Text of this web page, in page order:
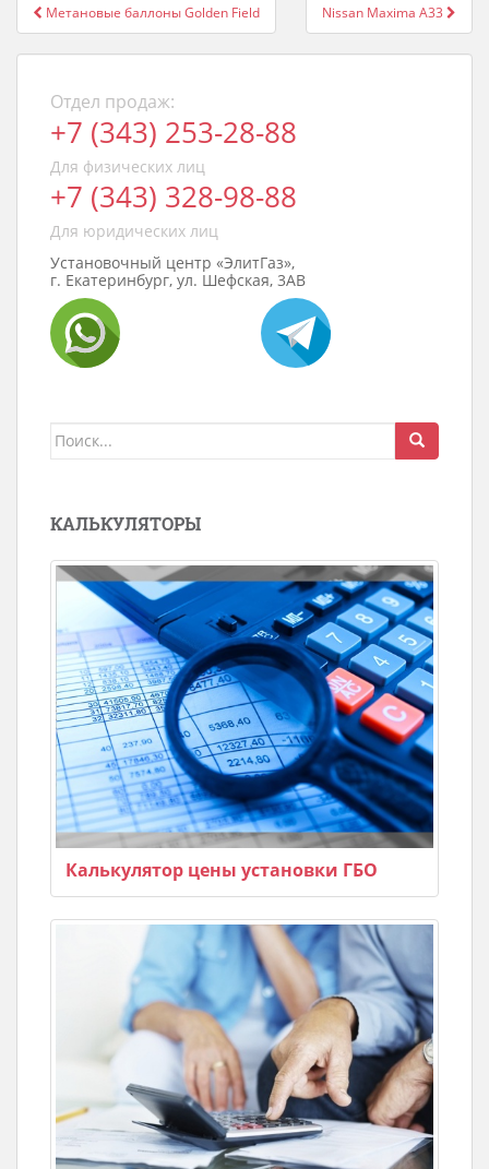
Post
navigation
Метановые баллоны Golden Field Nissan Maxima A33
Отдел продаж:
+7 (343) 253-28-88
Для физических лиц
+7 (343) 328-98-88
Для юридических лиц
Установочный центр «ЭлитГаз»,
г. Екатеринбург, ул. Шефская, 3АВ
Поиск
КАЛЬКУЛЯТОРЫ
Калькулятор цены установки ГБО